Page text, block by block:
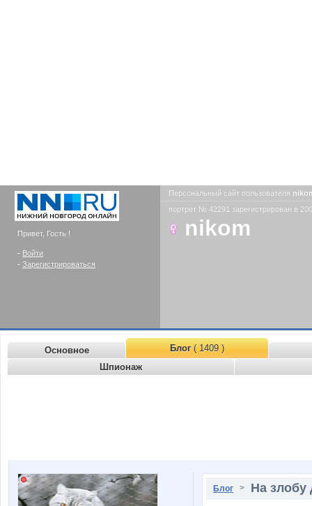
Привет, Гость !
- Войти
- Зарегистрироваться
Персональный сайт пользователя
портрет № 42291 зарегистрирован в
nikom
Основное Блог( 1409 )
Шпионаж
Блог > На